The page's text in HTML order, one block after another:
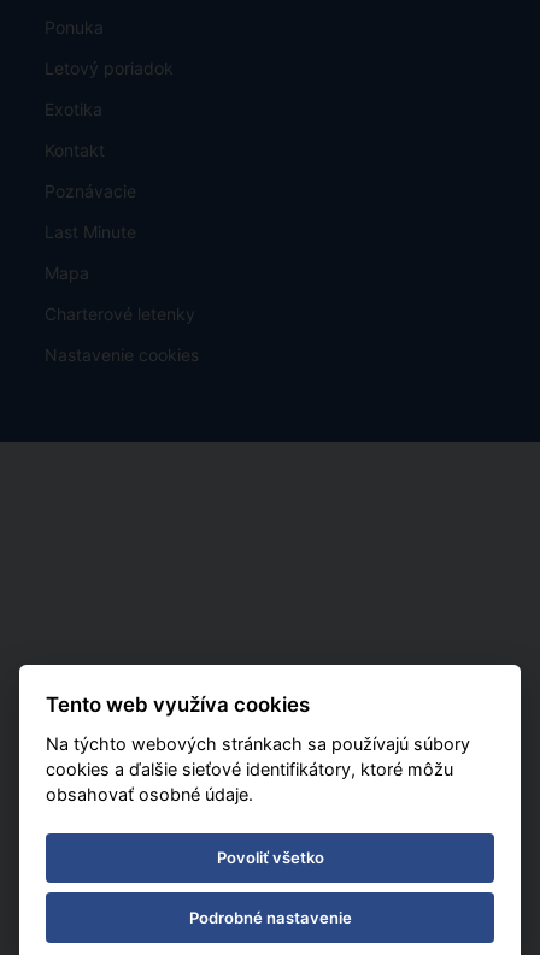
Ponuka
Letový poriadok
Exotika
Kontakt
Poznávacie
Last Minute
Mapa
Charterové letenky
Nastavenie cookies
Tento web využíva cookies
Na týchto webových stránkach sa používajú súbory
cookies a ďalšie sieťové identifikátory, ktoré môžu
obsahovať osobné údaje.
Povoliť všetko
Podrobné nastavenie